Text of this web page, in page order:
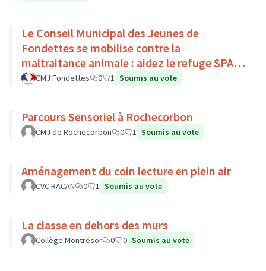
Le Conseil Municipal des Jeunes de
Fondettes se mobilise contre la
maltraitance animale : aidez le refuge SPA
de Luynes !
CMJ Fondettes 0 1 Soumis au vote
Parcours Sensoriel à Rochecorbon
CMJ de Rochecorbon 0 1 Soumis au vote
Aménagement du coin lecture en plein air
CVC RACAN 0 1 Soumis au vote
La classe en dehors des murs
Collège Montrésor 0 0 Soumis au vote